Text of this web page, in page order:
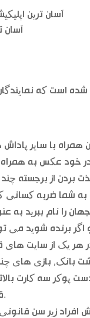
آسان ترین
آسان
با سایر
عکس به همراه
بردن از برجسته
ضربه کسانی که
برنده شوید می
بانک, بازی های
قبل از برداشت هر چیزی شرط بندی شود.
زیر سن